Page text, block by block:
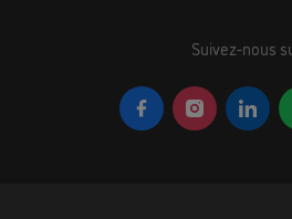
Suivez-nous